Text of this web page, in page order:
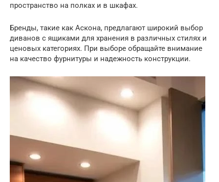
пространство на полках и в шкафах.
Бренды, такие как Аскона, предлагают широкий выбор
диванов с ящиками для хранения в различных стилях и
ценовых категориях. При выборе обращайте внимание
на качество фурнитуры и надежность конструкции.